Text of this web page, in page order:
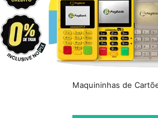
Maquininhas de